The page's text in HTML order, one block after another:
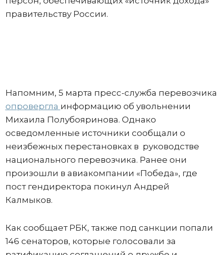
правительству России.
Напомним, 5 марта пресс-служба перевозчика
опровергла информацию об увольнении
Михаила Полубояринова. Однако
осведомленные источники сообщали о
неизбежных перестановках в руководстве
национального перевозчика. Ранее они
произошли в авиакомпании «Победа», где
пост гендиректора покинул Андрей
Калмыков.
Как сообщает РБК, также под санкции попали
146 сенаторов, которые голосовали за